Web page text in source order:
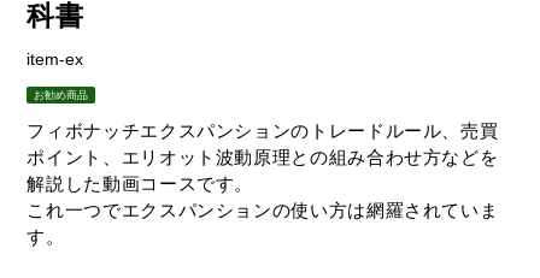
科書
item-ex
お勧め商品
フィボナッチエクスパンションのトレードルール、売買
ポイント、エリオット波動原理との組み合わせ方などを
解説した動画コースです。
これ一つでエクスパンションの使い方は網羅されていま
す。